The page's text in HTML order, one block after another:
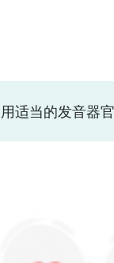
适当的发音器